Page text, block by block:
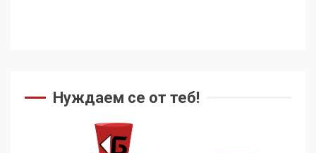
Нуждаем се от теб!
5
136 страни в ООН